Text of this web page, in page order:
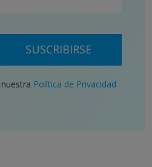
SUSCRIBIRSE
Política de Privacidad